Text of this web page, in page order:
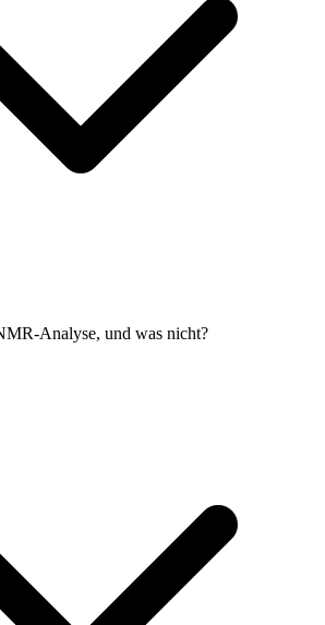
Analyse, und was nicht?